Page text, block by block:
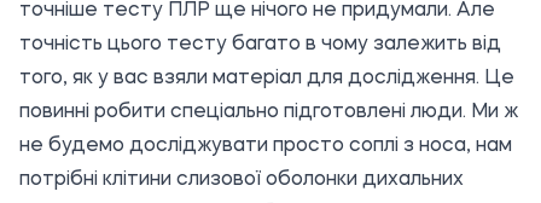
точніше тесту ПЛР ще нічого не придумали. Але
точність цього тесту багато в чому залежить від
того, як у вас взяли матеріал для дослідження. Це
повинні робити спеціально підготовлені люди. Ми ж
не будемо досліджувати просто соплі з носа, нам
потрібні клітини слизової оболонки дихальних